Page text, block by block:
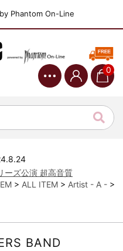
Phantom On-Line
0
ド州 2公演 SBD 完全収録！
ーズ公演 超高音質
> ALL ITEM > Artist - A - >
BAND